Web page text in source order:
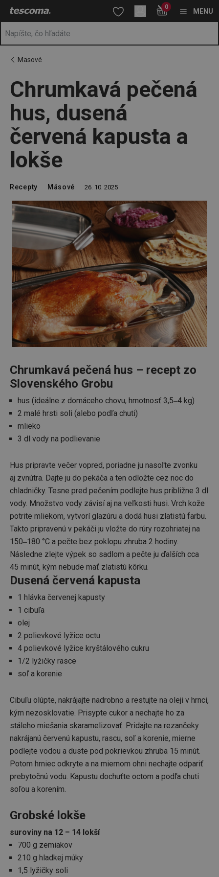
Nachádzate sa na stránke Chrumkavá pečená hus, dusená
Prejsť na hlavný obsah
Prejsť na vyhľadávanie
Prejsť na navigáciu 0
MENU
Mäsové
Chrumkavá pečená
hus, dusená
červená kapusta a
lokše
Recepty Mäsové 26. 10. 2025
Chrumkavá pečená hus – recept zo
Slovenského Grobu
hus (ideálne z domáceho chovu, hmotnosť 3,5‒4 kg)
2 malé hrsti soli (alebo podľa chuti)
mlieko
3 dl vody na podlievanie
Hus pripravte večer vopred, poriadne ju nasoľte zvonku
aj zvnútra. Dajte ju do pekáča a ten odložte cez noc do
chladničky. Tesne pred pečením podlejte hus približne 3 dl
vody. Množstvo vody závisí aj na veľkosti husi. Vrch kože
potrite mliekom, vytvorí glazúru a dodá husi zlatistú farbu.
Takto pripravenú v pekáči ju vložte do rúry rozohriatej na
150‒180 °C a pečte bez poklopu zhruba 2 hodiny.
Následne zlejte výpek so sadlom a pečte ju ďalších cca
45 minút, kým nebude mať zlatistú kôrku.
Dusená červená kapusta
1 hlávka červenej kapusty
1 cibuľa
olej
2 polievkové lyžice octu
4 polievkové lyžice kryštálového cukru
1/2 lyžičky rasce
soľ a korenie
Cibuľu olúpte, nakrájajte nadrobno a restujte na oleji v hrnci,
kým nezosklovatie. Prisypte cukor a nechajte ho za
stáleho miešania skaramelizovať. Pridajte na rezančeky
nakrájanú červenú kapustu, rascu, soľ a korenie, mierne
podlejte vodou a duste pod pokrievkou zhruba 15 minút.
Potom hrniec odkryte a na miernom ohni nechajte odpariť
prebytočnú vodu. Kapustu dochuťte octom a podľa chuti
soľou a korením.
Grobské lokše
suroviny na 12 – 14 lokší
700 g zemiakov
210 g hladkej múky
1,5 lyžičky soli